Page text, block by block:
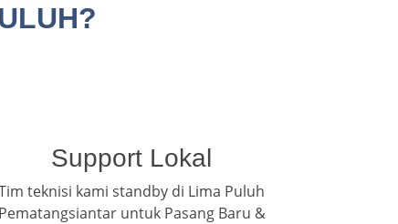
Support Lokal
teknisi kami standby di Lima Puluh
Pematangsiantar untuk Pasang Baru &